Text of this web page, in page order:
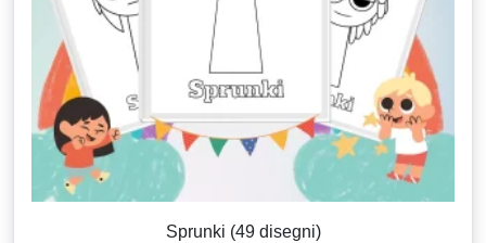
Sprunki (49 disegni)